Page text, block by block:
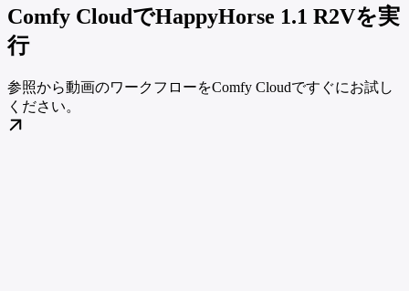
Comfy CloudでHappyHorse 1.1 R2Vを実
行
参照から動画のワークフローをComfy Cloudですぐにお試し
ください。